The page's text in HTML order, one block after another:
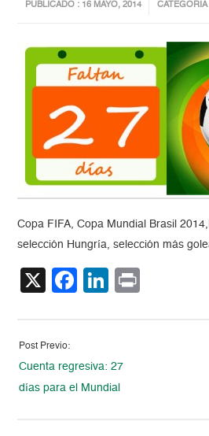
PUBLICADO : 16 MAYO, 2014 CATEGORIA
Copa FIFA, Copa Mundial Brasil
selección Hungría, selección más
X Facebook
LinkedIn
Post Previo:
Cuenta regresiva: 27
días para el Mundial